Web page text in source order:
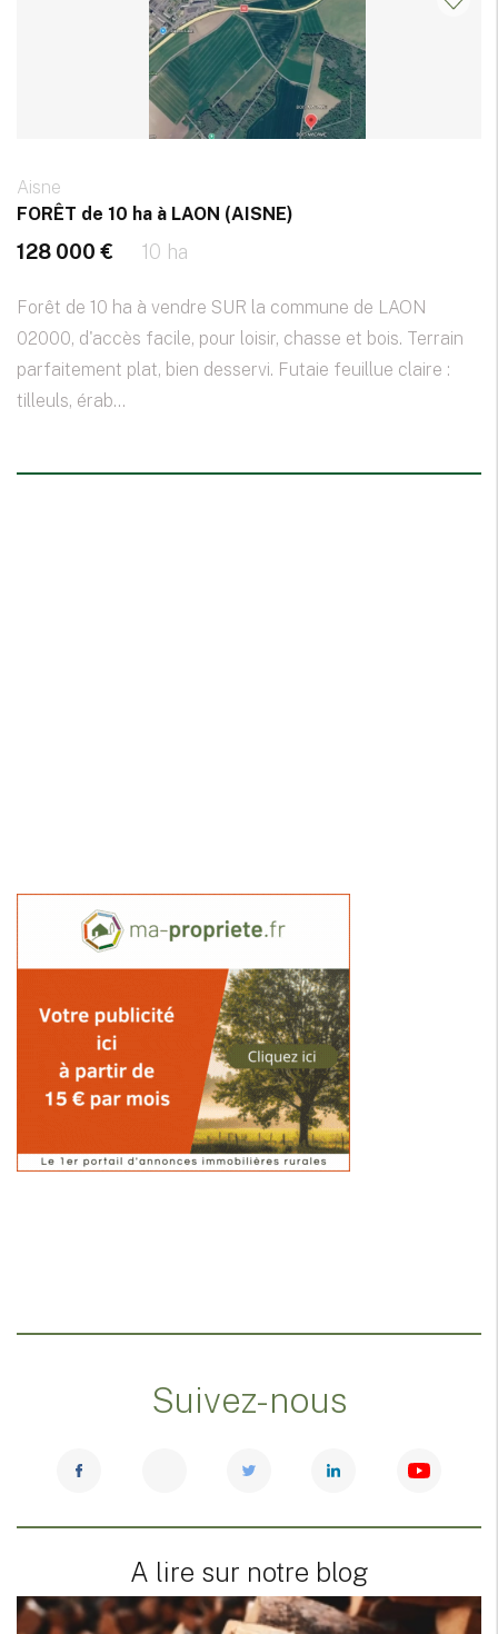
Aisne
FORÊT de 10 ha à LAON (AISNE)
128 000 € 10 ha
Forêt de 10 ha à vendre SUR la commune de LAON
02000, d'accès facile, pour loisir, chasse et bois. Terrain
parfaitement plat, bien desservi. Futaie feuillue claire :
tilleuls, érab...
Suivez-nous
A lire sur notre blog